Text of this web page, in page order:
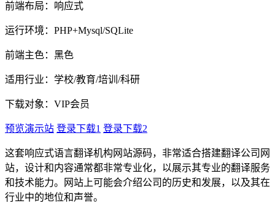
前端布局：响应式
运行环境：PHP+Mysql/SQLite
前端主色：黑色
适用行业：学校/教育/培训/科研
下载对象：VIP会员
预览演示站 登录下载1 登录下载2
这套响应式语言翻译机构网站源码，非常适合搭建翻译公司网
站，设计和内容通常都非常专业化，以展示其专业的翻译服务
和技术能力。网站上可能会介绍公司的历史和发展，以及其在
行业中的地位和声誉。